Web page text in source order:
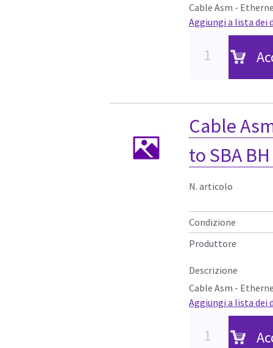
Cable Asm -
Aggiungi a lista dei
Cable
to SBA
N. articolo
Condizione
Produttore
Descrizione
Cable Asm -
Aggiungi a lista dei